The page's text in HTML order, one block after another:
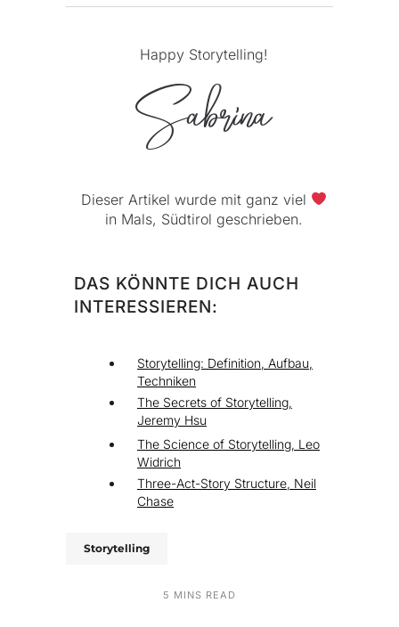
Happy Storytelling!
Sabrina
Dieser Artikel wurde mit ganz viel
in Mals, Südtirol geschrieben.
DAS KÖNNTE DICH AUCH
INTERESSIEREN:
Storytelling: Definition, Aufbau,
Techniken
The Secrets of Storytelling,
Jeremy Hsu
The Science of Storytelling, Leo
Widrich
Three-Act-Story Structure, Neil
Chase
Storytelling
5 MINS READ